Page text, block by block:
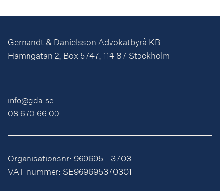
Gernandt & Danielsson Advokatbyrå KB
Hamngatan 2, Box 5747, 114 87 Stockholm
info@gda.se
08 670 66 00
Organisationsnr: 969695 - 3703
VAT nummer: SE969695370301